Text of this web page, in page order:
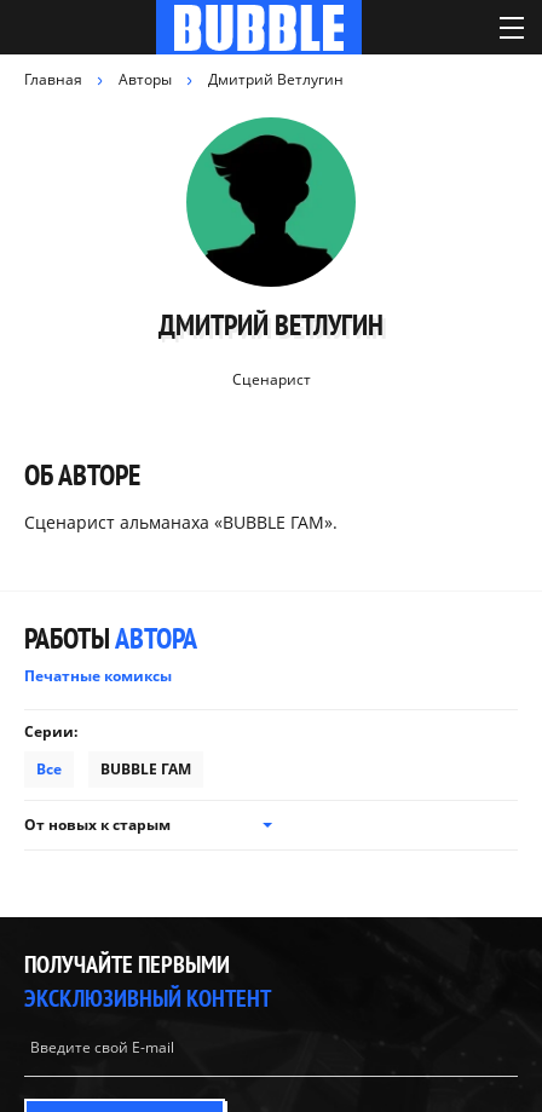
Главная Авторы Дмитрий Ветлугин
ДМИТРИЙ ВЕТЛУГИН
Сценарист
ОБ АВТОРЕ
Сценарист альманаха «BUBBLE ГАМ».
РАБОТЫАВТОРА
Печатные комиксы
Серии:
Все
BUBBLE ГАМ
От новых к старым
ПОЛУЧАЙТЕ ПЕРВЫМИ
ЭКСКЛЮЗИВНЫЙ КОНТЕНТ